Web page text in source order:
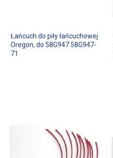
Łańcuch do piły łańcuchowej
Oregon, do 58G947 58G947-
71